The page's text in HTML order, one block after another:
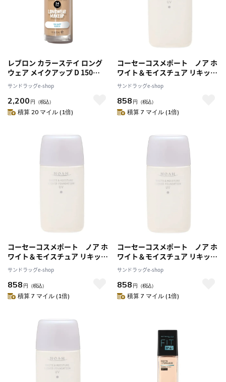
レブロン カラーステイ ロング
ウェア メイクアップ D 150
30ml
サンドラッグe-shop
2,200 円 （税込）
積算 20 マイル (1倍)
コーセーコスメポート ノア ホ
ワイト＆モイスチュア リキッド
ファンデーションUV 20
サンドラッグe-shop
858 円 （税込）
積算 7 マイル (1倍)
コーセーコスメポート ノア ホ
ワイト＆モイスチュア リキッド
ファンデーションUV 40
サンドラッグe-shop
858 円 （税込）
積算 7 マイル (1倍)
コーセーコスメポート ノア ホ
ワイト＆モイスチュア リキッド
ファンデーションUV 41
サンドラッグe-shop
858 円 （税込）
積算 7 マイル (1倍)